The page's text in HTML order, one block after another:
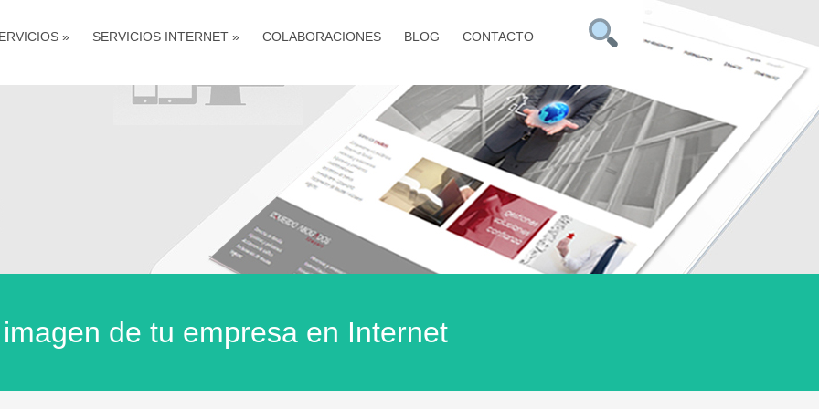
» SERVICIOS INTERNET» COLABORACIONES BLOG CONTACTO
de tu empresa en Internet